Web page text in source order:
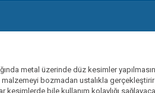
metal üzerinde düz kesimler
bozmadan ustalıkla gerçekleştirir
kesimlerde bile kullanım kolaylığı